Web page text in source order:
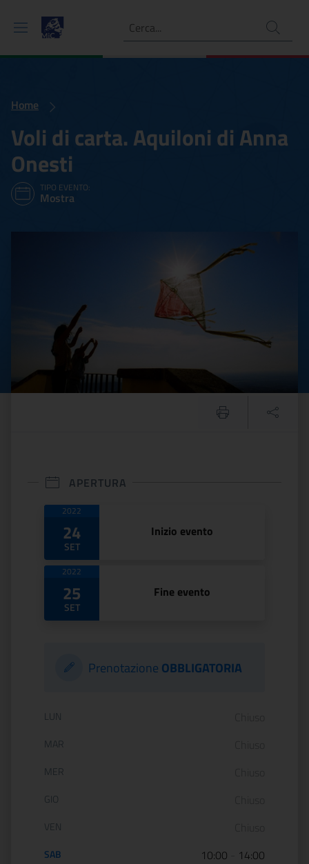
Ricerca
Home
Voli di carta. Aquiloni di Anna
Onesti
TIPO EVENTO:
Mostra
Voli di carta. Aquiloni di
APERTURA
Date di apertura
2022
24
SET
Inizio evento
2022
25
SET
Fine evento
Prenotazione OBBLIGATORIA
Orario di apertura:
LUN
MAR
MER
GIO
VEN
SAB 10:00 14:00